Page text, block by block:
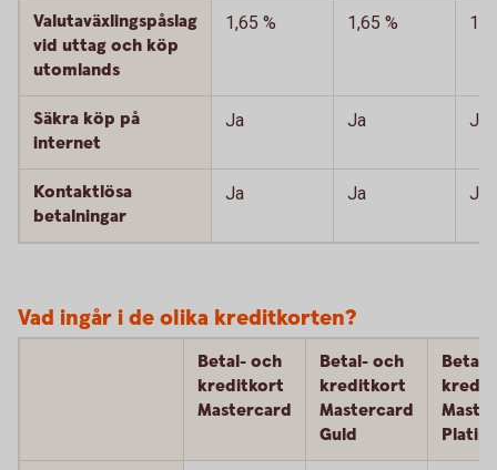
Valutaväxlingspåslag
vid uttag och köp
utomlands
1,65 % 1,65 %
Säkra köp på
internet
Ja Ja Ja
Kontaktlösa
betalningar
Ja Ja Ja
Vad ingår i de olika kreditkorten?
Betal- och
kreditkort
Mastercard
Betal- och
kreditkort
Mastercard
Guld
Betal-